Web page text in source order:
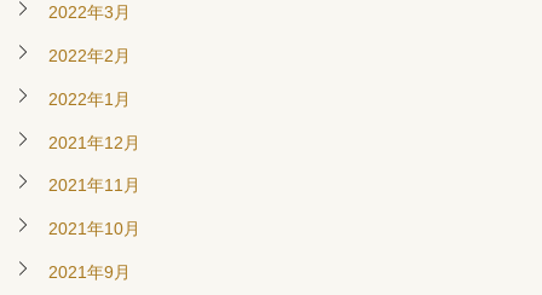
2022年3月
2022年2月
2022年1月
2021年12月
2021年11月
2021年10月
2021年9月